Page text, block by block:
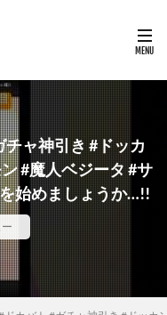
ャ神引き #ドッカ
#魔人ベジータ #サ
始めましょうか…!!